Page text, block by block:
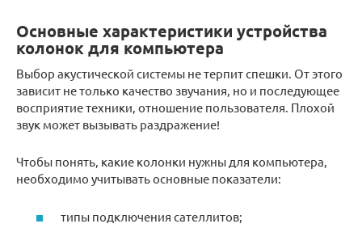
Основные характеристики устройства
колонок для компьютера
Выбор акустической системы не терпит спешки. От этого
зависит не только качество звучания, но и последующее
восприятие техники, отношение пользователя. Плохой
звук может вызывать раздражение!
Чтобы понять, какие колонки нужны для компьютера,
необходимо учитывать основные показатели:
типы подключения сателлитов;